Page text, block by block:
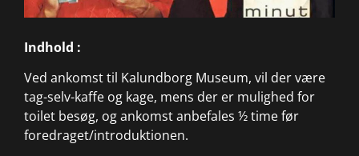
Indhold :
Ved ankomst til Kalundborg Museum, vil der være
tag-selv-kaffe og kage, mens der er mulighed for
toilet besøg, og ankomst anbefales ½ time før
foredraget/introduktionen.